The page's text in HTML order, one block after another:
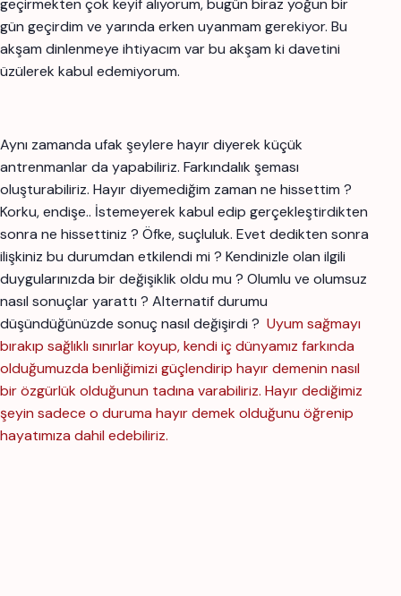
geçirmekten çok keyif alıyorum, bugün biraz yoğun bir
gün geçirdim ve yarında erken uyanmam gerekiyor. Bu
akşam dinlenmeye ihtiyacım var bu akşam ki davetini
üzülerek kabul edemiyorum.
Aynı zamanda ufak şeylere hayır diyerek küçük
antrenmanlar da yapabiliriz. Farkındalık şeması
oluşturabiliriz. Hayır diyemediğim zaman ne hissettim ?
Korku, endişe.. İstemeyerek kabul edip gerçekleştirdikten
sonra ne hissettiniz ? Öfke, suçluluk. Evet dedikten sonra
ilişkiniz bu durumdan etkilendi mi ? Kendinizle olan ilgili
duygularınızda bir değişiklik oldu mu ? Olumlu ve olumsuz
nasıl sonuçlar yarattı ? Alternatif durumu
düşündüğünüzde sonuç nasıl değişirdi ? Uyum sağmayı
bırakıp sağlıklı sınırlar koyup, kendi iç dünyamız farkında
olduğumuzda benliğimizi güçlendirip hayır demenin nasıl
bir özgürlük olduğunun tadına varabiliriz. Hayır dediğimiz
şeyin sadece o duruma hayır demek olduğunu öğrenip
hayatımıza dahil edebiliriz.